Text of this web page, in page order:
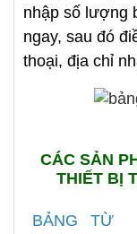
nhập số lượng
ngay, sau đó
thoại, địa chỉ
CÁC SẢN
THIẾT BỊ
BẢNG TỪ